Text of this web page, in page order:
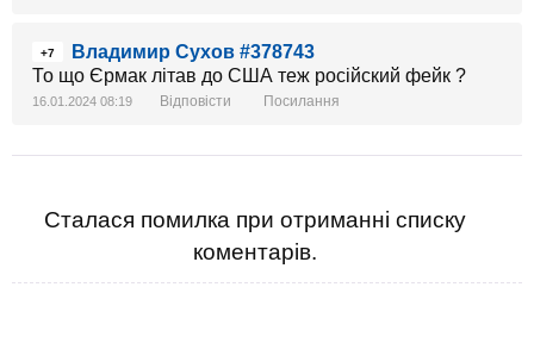
+7
Владимир Сухов #378743
То що Єрмак літав до США теж російский фейк ?
16.01.2024 08:19 Відповісти Посилання
Сталася помилка при отриманні списку
коментарів.